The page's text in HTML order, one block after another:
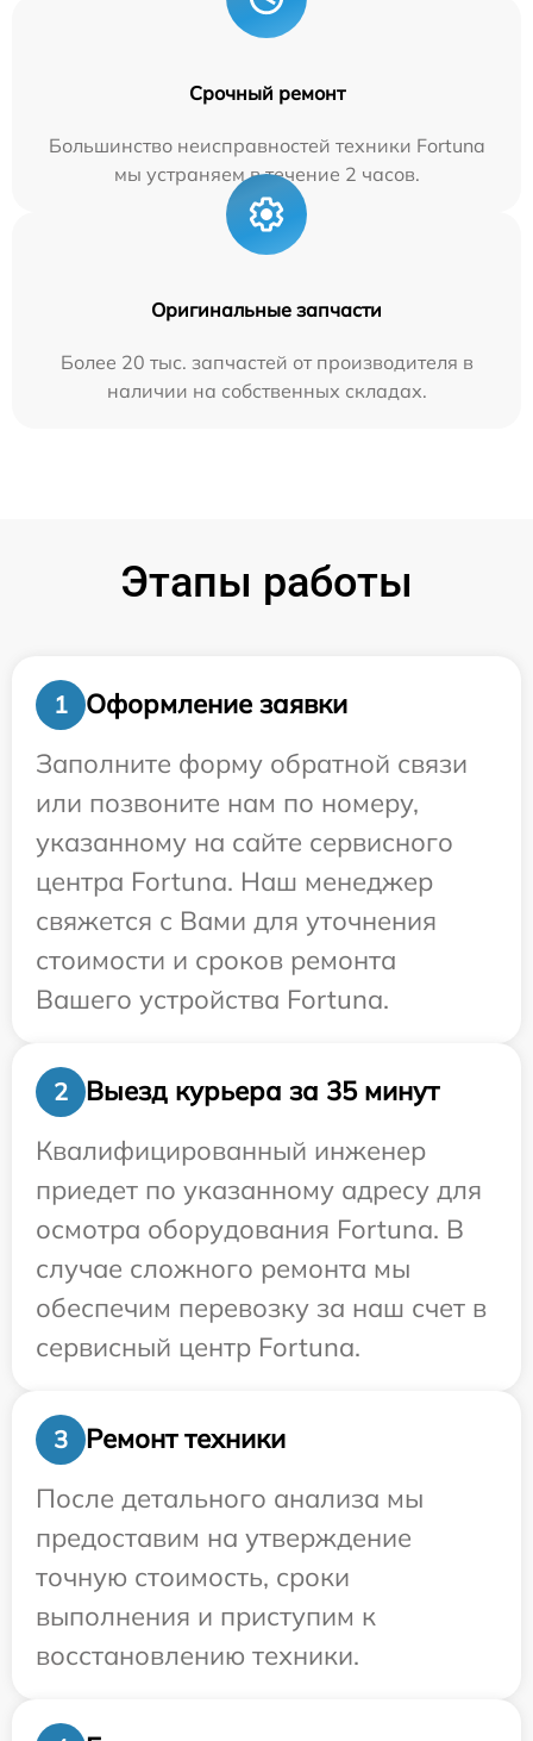
Срочный ремонт
Большинство неисправностей техники Fortuna
мы устраняем в течение 2 часов.
Оригинальные запчасти
Более 20 тыс. запчастей от производителя в
наличии на собственных складах.
Этапы работы
1
Оформление заявки
Заполните форму обратной связи
или позвоните нам по номеру,
указанному на сайте сервисного
центра Fortuna. Наш менеджер
свяжется с Вами для уточнения
стоимости и сроков ремонта
Вашего устройства Fortuna.
2
Выезд курьера за 35 минут
Квалифицированный инженер
приедет по указанному адресу для
осмотра оборудования Fortuna. В
случае сложного ремонта мы
обеспечим перевозку за наш счет в
сервисный центр Fortuna.
3
Ремонт техники
После детального анализа мы
предоставим на утверждение
точную стоимость, сроки
выполнения и приступим к
восстановлению техники.